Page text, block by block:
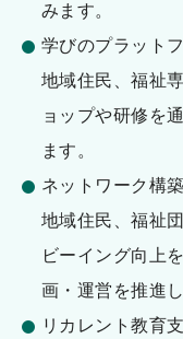
みます。
学びのプラット
地域住民、福祉
ョップや研修を
ます。
ネットワーク構
地域住民、福祉
ビーイング向上
画・運営を推進し
リカレント教育